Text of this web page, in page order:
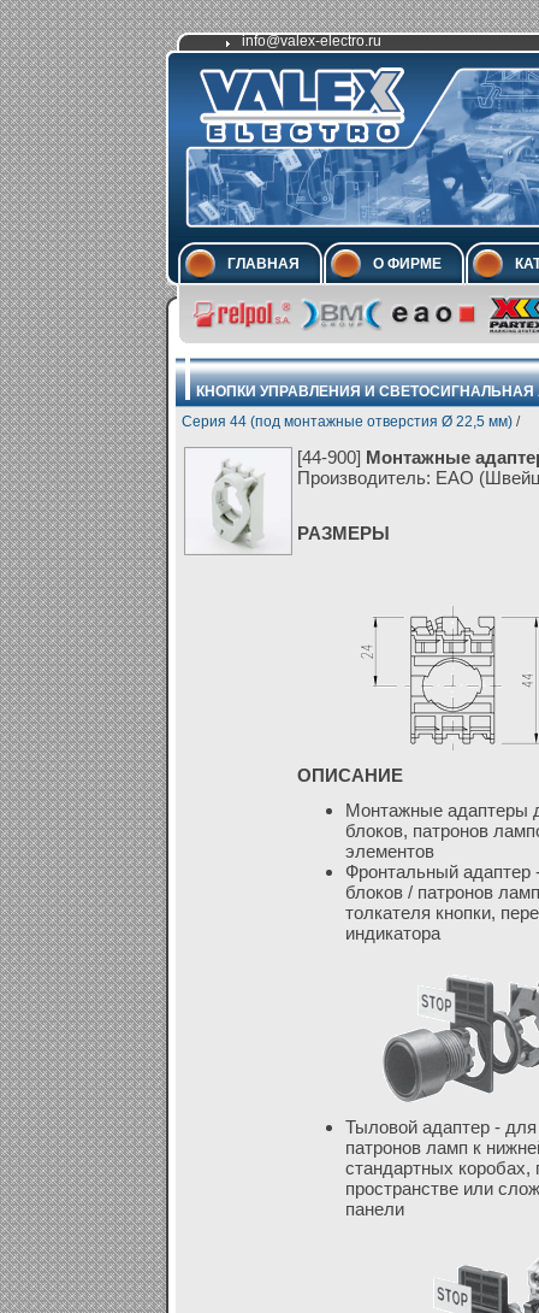
info@valex-electro.ru
ГЛАВНАЯ О ФИРМЕ
КНОПКИ УПРАВЛЕНИЯ И СВЕТОСИГНАЛЬНАЯ
Серия 44 (под монтажные отверстия Ø 22,5 мм)/
[44-900] Монтажные
Производитель: EAO
РАЗМЕРЫ
ОПИСАНИЕ
Монтажные адаптеры
блоков, патронов
элементов
Фронтальный адаптер
блоков / патронов
толкателя кнопки,
индикатора
Тыловой адаптер - для
патронов ламп к
стандартных коробах,
пространстве или
панели